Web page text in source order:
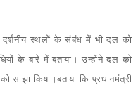
दर्शनीय स्थलों के संबंध में भी दल को
के बारे में बताया। उन्होंने दल को
साझा किया।बताया कि प्रधानमंत्री